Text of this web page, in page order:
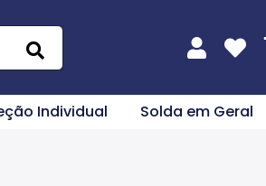
Individual Solda em Geral